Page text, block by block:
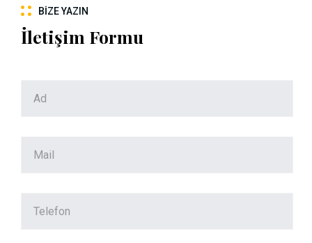
BIZE YAZIN
İletişim Formu